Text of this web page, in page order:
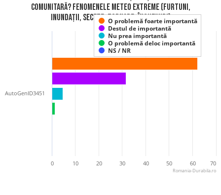
COMUNITARĂ? Fenomenele meteo extreme (furtuni,
inundații, secete, tornade, înghețuri)
O problemă foarte importantă
Destul de importantă
Nu prea importantă
O problemă deloc importantă
NS / NR
AutoGenID3451
0 10 20 30 40 50 60 70
Romania-Durabila.ro